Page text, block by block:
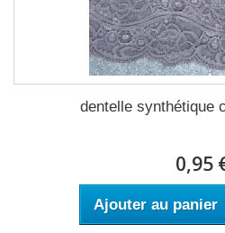
dentelle synthétique
0,95
Ajouter au panier